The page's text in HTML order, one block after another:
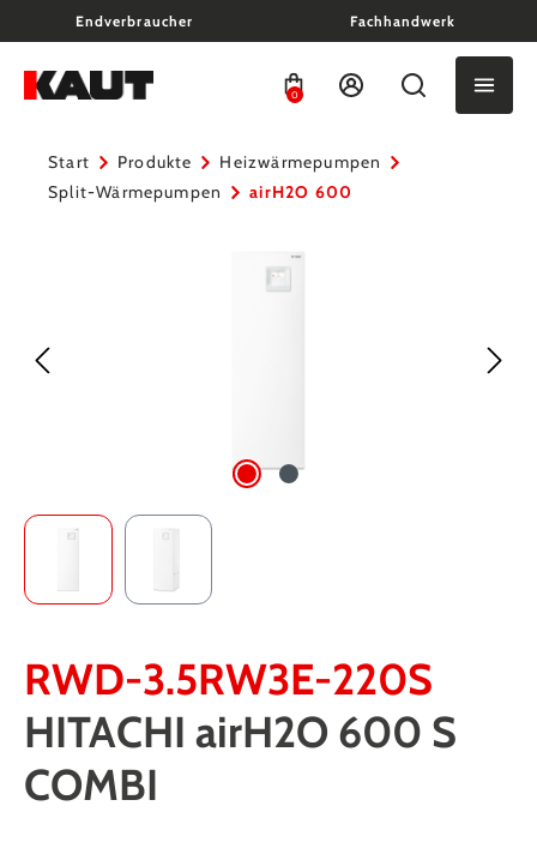
springenEndverbraucher Fachhandwerk
0
Start Produkte
Heizwärmepumpen
Split-Wärmepumpen
airH2O 600
RWD-3.5RW3E-220S
HITACHI airH2O 600 S
COMBI